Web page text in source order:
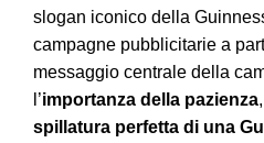
slogan iconico della
campagne pubblicitarie a
messaggio centrale della
l’importanza della pazienza
spillatura perfetta di una